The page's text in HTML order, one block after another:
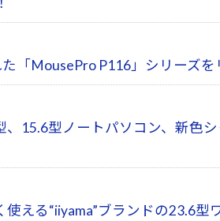
「MousePro P116」シリーズ
、15.6型ノートパソコン、新
える“iiyama”ブランドの23.6型